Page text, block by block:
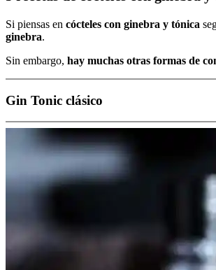
Si piensas en cócteles con ginebra y tónica
ginebra.
Sin embargo, hay muchas otras formas de
Gin Tonic clásico